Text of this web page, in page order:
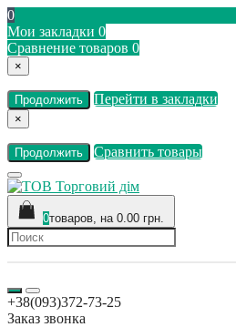
0
Мои закладки 0
Сравнение товаров 0
×
Продолжить Перейти в закладки
×
Продолжить Сравнить товары
0товаров, на 0.00 грн.
+38(093)372-73-25
Заказ звонка